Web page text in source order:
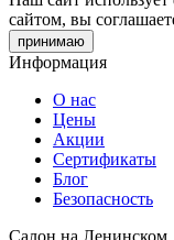
сайтом, вы
принимаю
Информация
О нас
Цены
Акции
Сертификаты
Блог
Безопасность
Салон на Ленинском